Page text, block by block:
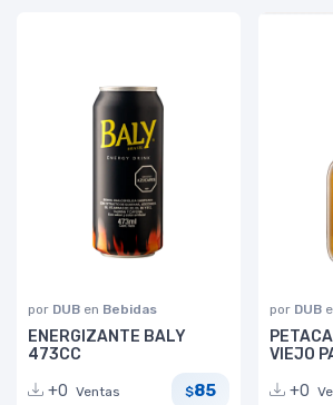
por DUB en Bebidas
ENERGIZANTE BALY
473CC
+0 Ventas $85
por DUB
VIEJO
+0